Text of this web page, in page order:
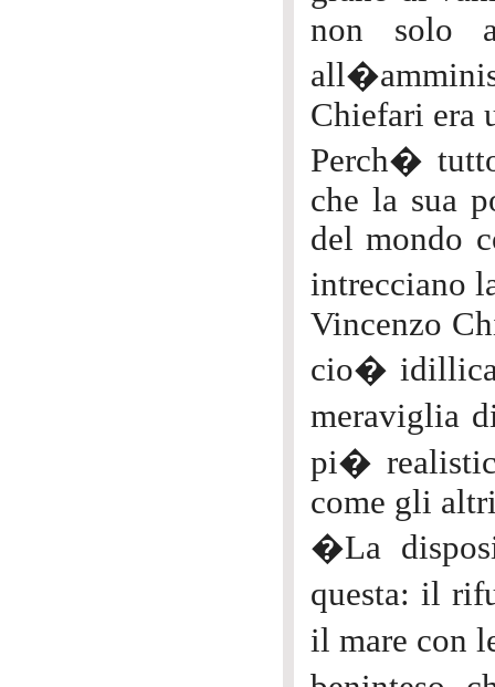
non solo
Chiefari era
Perch�
che la sua
del mondo
intrecciano
Vincenzo
cio� idillica
meraviglia
pi�
come gli
�La
questa: il
il mare con